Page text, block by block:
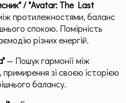
/ "Avatar: The Last
протилежностями, баланс
спокою. Помірність
різних енергій.
— Пошук гармонії між
зі своєю історією
балансу.